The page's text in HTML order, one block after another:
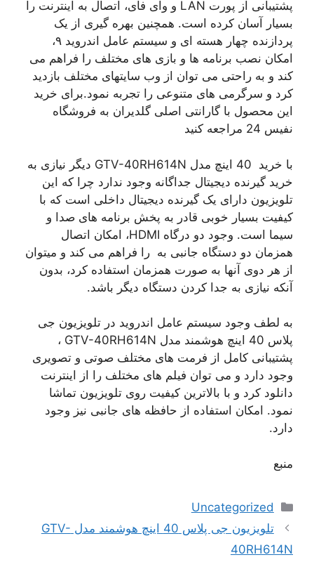
پشتیبانی از پورت LAN و وای فای، اتصال به اینترنت را
بسیار آسان کرده است. همچنین بهره گیری از یک
پردازنده چهار هسته ای و سیستم عامل اندروید ۹،
امکان نصب برنامه ها و بازی های مختلف را فراهم می
کند و به راحتی می توان از وب سایتهای مختلف بازدید
کرد و سرگرمی های متنوعی را تجربه نمود.برای خرید
این محصول با گارانتی اصلی گلدیران به فروشگاه
نفیس 24 مراجعه کنید
با خرید 40 اینچ مدل GTV-40RH614N دیگر نیازی به
خرید گیرنده دیجیتال جداگانه وجود ندارد چرا که این
تلویزیون دارای یک گیرنده دیجیتال داخلی است که با
کیفیت بسیار خوبی قادر به پخش برنامه های صدا و
سیما است. وجود دو درگاه HDMI، امکان اتصال
همزمان دو دستگاه جانبی به را فراهم می کند و میتوان
از هر دوی آنها به صورت همزمان استفاده کرد، بدون
آنکه نیازی به جدا کردن دستگاه دیگر باشد.
به لطف وجود سیستم عامل اندروید در تلویزیون جی
پلاس 40 اینچ هوشمند مدل GTV-40RH614N ،
پشتیبانی کامل از فرمت های مختلف صوتی و تصویری
وجود دارد و می توان فیلم های مختلف را از اینترنت
دانلود کرد و با بالاترین کیفیت روی تلویزیون تماشا
نمود. امکان استفاده از حافظه های جانبی نیز وجود
دارد.
منبع
دسته‌ها
Uncategorized
ناوبری
نوشته‌ها
تلویزیون جی پلاس 40 اینچ هوشمند مدل GTV-
40RH614N